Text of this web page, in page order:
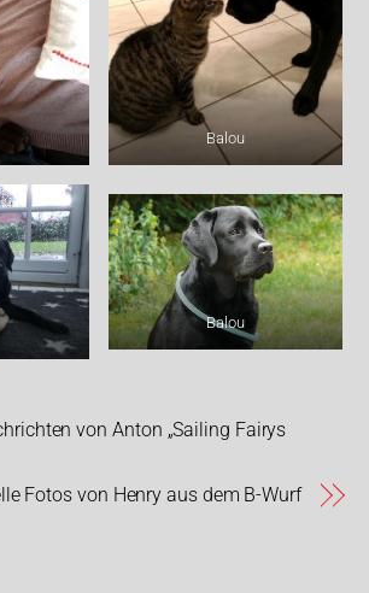
Balou
Balou
von Anton „Sailing Fairys
Fotos von Henry aus dem B-Wurf